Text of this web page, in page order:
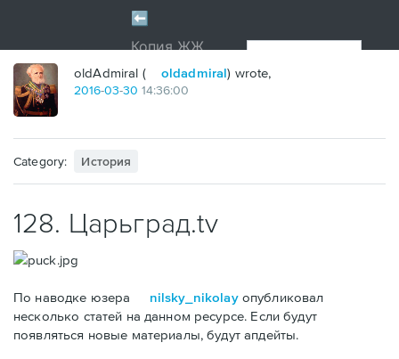
oldAdmiral ( oldadmiral) wrote,
2016-03-30 14:36:00
Category: История
128. Царьград.tv
По наводке юзера nilsky_nikolayопубликовал
несколько статей на данном ресурсе. Если будут
появляться новые материалы, будут апдейты.